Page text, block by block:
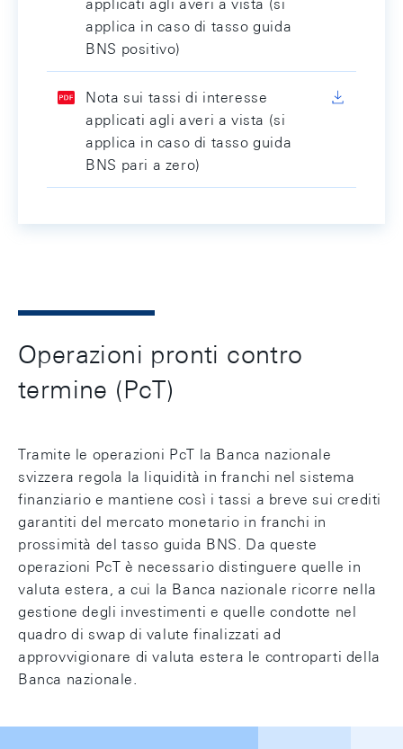
applicati agli averi a vista (si
applica in caso di tasso guida
BNS positivo)
Nota sui tassi di interesse
applicati agli averi a vista (si
applica in caso di tasso guida
BNS pari a zero)
Operazioni pronti contro
termine (PcT)
Tramite le operazioni PcT la Banca nazionale
svizzera regola la liquidità in franchi nel sistema
finanziario e mantiene così i tassi a breve sui crediti
garantiti del mercato monetario in franchi in
prossimità del tasso guida BNS. Da queste
operazioni PcT è necessario distinguere quelle in
valuta estera, a cui la Banca nazionale ricorre nella
gestione degli investimenti e quelle condotte nel
quadro di swap di valute finalizzati ad
approvvigionare di valuta estera le controparti della
Banca nazionale.